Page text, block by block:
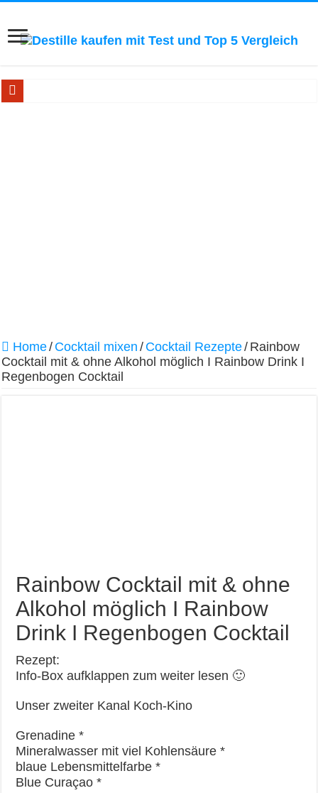
Home/ Cocktail mixen / Cocktail Rezepte/ Rainbow
Cocktail mit & ohne Alkohol möglich I Rainbow Drink I
Regenbogen Cocktail
Rainbow Cocktail mit & ohne
Alkohol möglich I Rainbow
Drink I Regenbogen Cocktail
Rezept:
Info-Box aufklappen zum weiter lesen 🙂
Unser zweiter Kanal Koch-Kino
Grenadine *
Mineralwasser mit viel Kohlensäure *
blaue Lebensmittelfarbe *
Blue Curaçao *